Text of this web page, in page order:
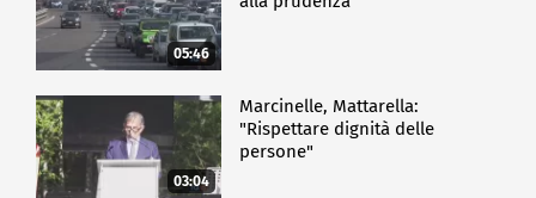
05:46
03:04
Marcinelle, Mattarella:
"Rispettare dignità delle
persone"